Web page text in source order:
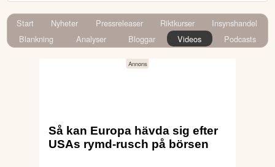
Start Nyheter Pressreleaser Riktkurser
Insynshandel
Blankning
Analyser Bloggar Videos Podcasts